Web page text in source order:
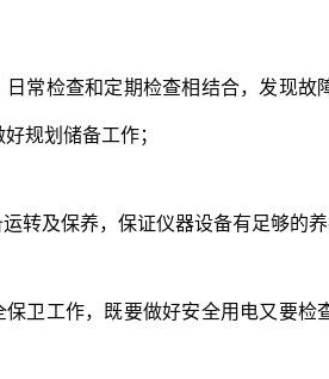
日常检查和定期检查相结合，发现
规划储备工作；
转及保养，保证仪器设备有足够的养
卫工作，既要做好安全用电又要